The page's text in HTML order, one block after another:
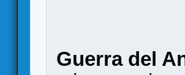
Guerra del